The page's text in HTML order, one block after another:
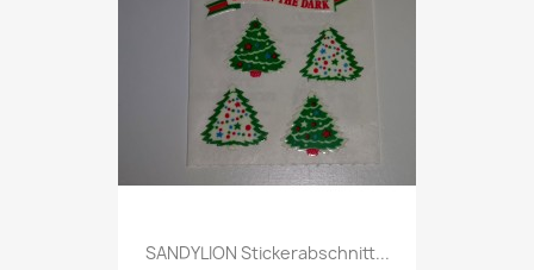
SANDYLION Stickerabschnitt...